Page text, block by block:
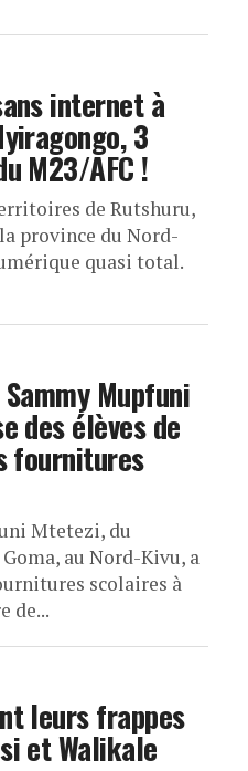
internet à
3
M23/AFC !
de Rutshuru,
province du Nord-
quasi total.
Mupfuni
des élèves de
fournitures
Mtetezi, du
au Nord-Kivu, a
scolaires à
de...
leurs frappes
et Walikale